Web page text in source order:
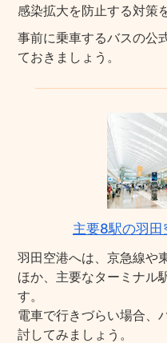
感染拡大を防止する対策
事前に乗車するバスの公
ておきましょう。
主要8駅の羽
羽田空港へは、京急線や
ほか、主要なターミナル
す。
電車で行きづらい場合、
討してみましょう。